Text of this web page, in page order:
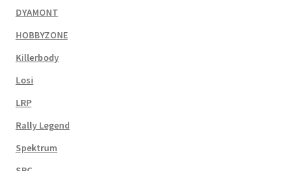
DYAMONT
HOBBYZONE
Killerbody
Losi
LRP
Rally Legend
Spektrum